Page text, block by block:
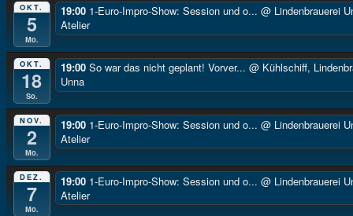
OKT.
5
Mo.
19:00 1-Euro-Impro-Show: Session und o... @ Lindenbrauerei
Atelier
OKT.
18
So.
19:00 So war das nicht geplant! Vorver... @ Kühlschiff,
Unna
NOV.
2
Mo.
19:00 1-Euro-Impro-Show: Session und o... @ Lindenbrauerei
Atelier
DEZ.
7
Mo.
19:00 1-Euro-Impro-Show: Session und o... @ Lindenbrauerei
Atelier